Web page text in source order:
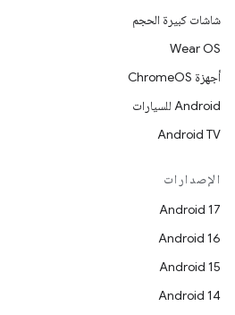
شاشات كبيرة الحجم
Wear OS
أجهزة ChromeOS
Android للسيارات
Android TV
الإصدارات
Android 17
Android 16
Android 15
Android 14